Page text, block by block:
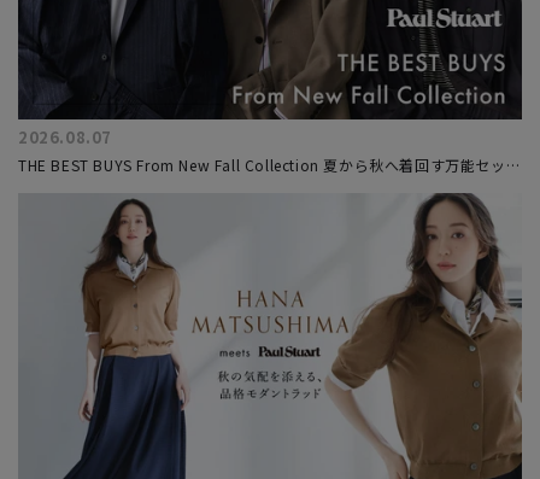
2026.08.07
THE BEST BUYS From New Fall Collection 夏から秋へ着回す万能セット